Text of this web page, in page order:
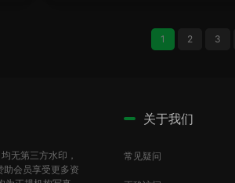
1 2 3
无第三方水印，
助会员享受更多资
关于我们
常见疑问